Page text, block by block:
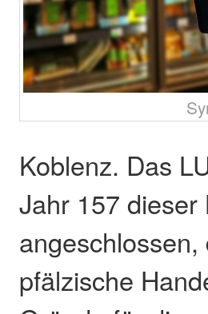
Koblenz. Das
Jahr 157
pfälzische